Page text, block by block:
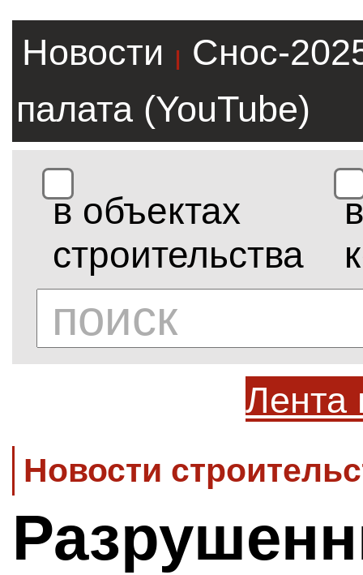
Новости |
Снос-
палата (YouTube)
в объектах
строительства
в
Лента
Новости